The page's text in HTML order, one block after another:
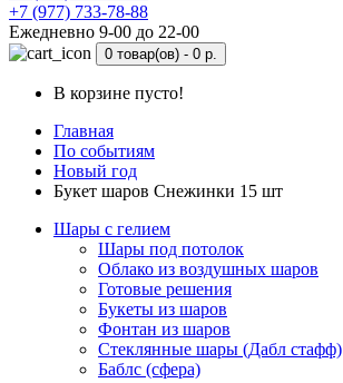
+7 (977) 733-78-88
Ежедневно 9-00 до 22-00
0 товар(ов) - 0 р.
В корзине пусто!
Главная
По событиям
Новый год
Букет шаров Снежинки 15 шт
Шары с гелием
Шары под потолок
Облако из воздушных шаров
Готовые решения
Букеты из шаров
Фонтан из шаров
Стеклянные шары (Дабл стафф)
Баблс (сфера)